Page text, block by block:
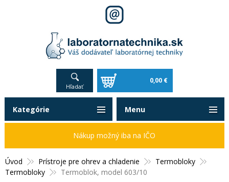
Hľadať
0,00 €
Úvod Prístroje pre ohrev a chladenie
Termobloky
Termobloky
Termoblok, model 603/10
Kategórie
Nákup možný iba na IČO
Menu